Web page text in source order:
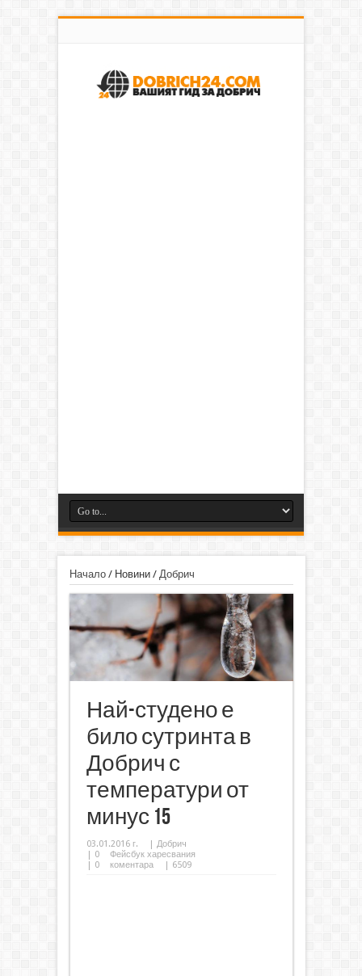
Начало/ Новини/ Добрич
Най-студено е
било сутринта в
Добрич с
температури от
минус 15
03.01.2016 г.
Добрич
0
Фейсбук харесвания
0 коментара | 6509